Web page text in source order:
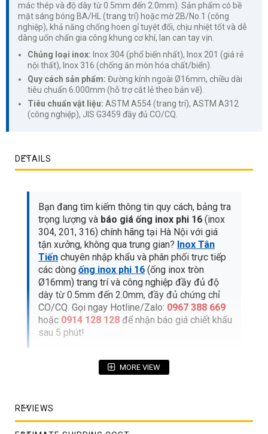
mác thép và độ dày từ 0.5mm đến 2.0mm). Sản phẩm có bề
mặt sáng bóng BA/HL (trang trí) hoặc mờ 2B/No.1 (công
nghiệp), khả năng chống hoen gỉ tuyệt đối, chịu nhiệt tốt và dễ
dàng uốn chấn gia công khung cơ khí, lan can tay vịn.
Chủng loại inox: Inox 304 (phổ biến nhất), Inox 201 (giá rẻ
nội thất), Inox 316 (chống ăn mòn hóa chất/biển).
Quy cách sản phẩm: Đường kính ngoài Ø16mm, chiều dài
tiêu chuẩn 6.000mm (hỗ trợ cắt lẻ theo bản vẽ).
Tiêu chuẩn vật liệu: ASTM A554 (trang trí), ASTM A312
(công nghiệp), JIS G3459 đầy đủ CO/CQ.
DETAILS
Bạn đang tìm kiếm thông tin quy cách, bảng tra
trọng lượng và báo giá ống inox phi 16 (inox
304, 201, 316) chính hãng tại Hà Nội với giá
tận xưởng, không qua trung gian? Inox Tân
Tiến chuyên nhập khẩu và phân phối trực tiếp
các dòng ống inox phi 16 (ống inox tròn
Ø16mm) trang trí và công nghiệp đầy đủ độ
dày từ 0.5mm đến 2.0mm, đầy đủ chứng chỉ
CO/CQ. Gọi ngay Hotline/Zalo: 0967 388 669
hoặc 0914 128 128 để nhận báo giá chiết khấu
sau 5 phút!
MỤC LỤC BÀI VIẾT CHI TIẾT
MORE VIEW
REVIEWS